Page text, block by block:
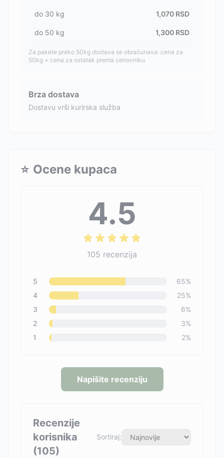
do 30 kg 1,070 RSD
do 50 kg 1,300 RSD
Za pakete preko 50kg dostava se obračunava: cena za
50kg + cena za ostatak prema cenovniku
Brza dostava
Dostavu vrši kurirska služba
⭐ Ocene kupaca
4.5
105 recenzija
5 65%
4
25%
3
6%
2
3%
1
2%
Napišite recenziju
Recenzije
korisnika
(105)
Sortiraj: